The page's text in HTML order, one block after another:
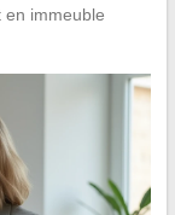
en immeuble